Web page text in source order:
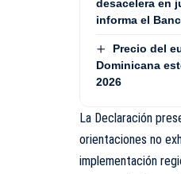
desacelera en
informa el
Precio del
Dominicana
2026
La Declaración
orientaciones no
implementación